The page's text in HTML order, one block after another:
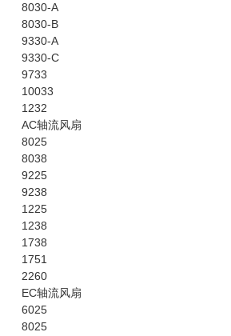
8030-A
8030-B
9330-A
9330-C
9733
10033
1232
AC轴流风扇
8025
8038
9225
9238
1225
1238
1738
1751
2260
EC轴流风扇
6025
8025